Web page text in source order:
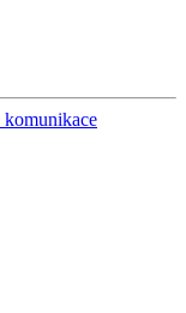
komunikace